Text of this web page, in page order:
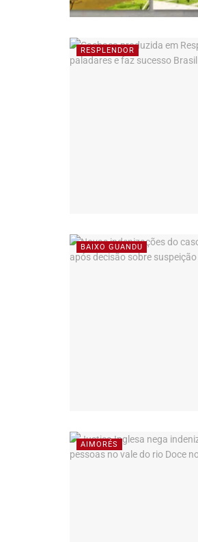
RESPLENDOR
BAIXO GUANDU
AIMORÉS